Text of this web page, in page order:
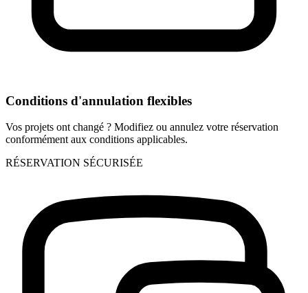
Conditions d'annulation flexibles
Vos projets ont changé ? Modifiez ou annulez votre réservation
conformément aux conditions applicables.
RÉSERVATION SÉCURISÉE